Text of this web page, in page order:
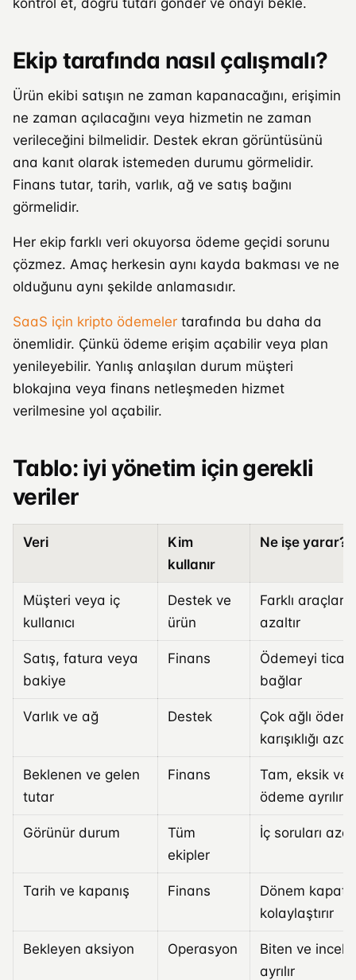
Ekip tarafında nasıl çalışmalı?
Ürün ekibi satışın ne zaman kapanacağını, erişimin
ne zaman açılacağını veya hizmetin ne zaman
verileceğini bilmelidir. Destek ekran görüntüsünü
ana kanıt olarak istemeden durumu görmelidir.
Finans tutar, tarih, varlık, ağ ve satış bağını
görmelidir.
Her ekip farklı veri okuyorsa ödeme geçidi sorunu
çözmez. Amaç herkesin aynı kayda bakması ve ne
olduğunu aynı şekilde anlamasıdır.
SaaS için kripto ödemeler tarafında bu daha da
önemlidir. Çünkü ödeme erişim açabilir veya plan
yenileyebilir. Yanlış anlaşılan durum müşteri
blokajına veya finans netleşmeden hizmet
verilmesine yol açabilir.
Tablo: iyi yönetim için gerekli
veriler
Veri
Kim
kullanır
Ne işe yarar?
Müşteri veya iç
kullanıcı
Destek ve
ürün
Farklı
azaltır
Satış, fatura veya
bakiye
Finans
Ödemeyi
bağlar
Varlık ve ağ Destek
Çok ağlı
karışıklığı
Beklenen ve gelen
tutar
Finans
Tam, eksik
ödeme ayrılır
Görünür durum
Tüm
ekipler
İç soruları
Tarih ve kapanış Finans
Dönem
kolaylaştırır
Bekleyen aksiyon Operasyon
Biten ve
ayrılır